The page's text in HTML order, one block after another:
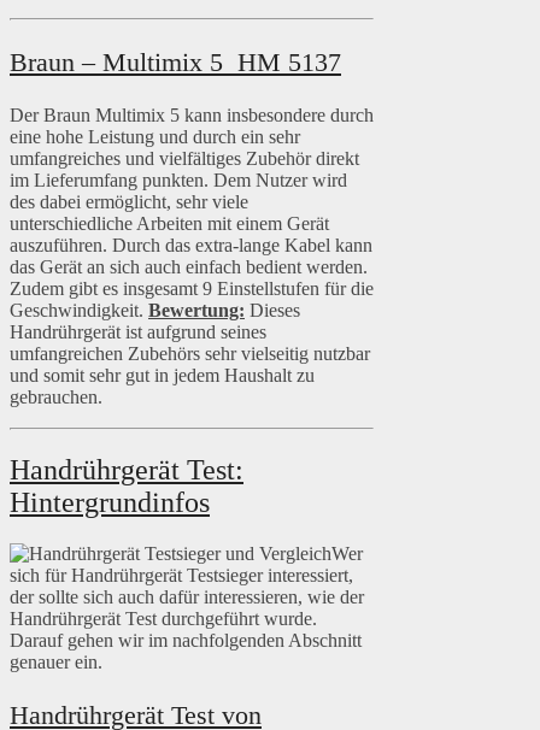
Braun – Multimix 5 HM 5137
Der Braun Multimix 5 kann insbesondere durch
eine hohe Leistung und durch ein sehr
umfangreiches und vielfältiges Zubehör direkt
im Lieferumfang punkten. Dem Nutzer wird
des dabei ermöglicht, sehr viele
unterschiedliche Arbeiten mit einem Gerät
auszuführen. Durch das extra-lange Kabel kann
das Gerät an sich auch einfach bedient werden.
Zudem gibt es insgesamt 9 Einstellstufen für die
Geschwindigkeit. Bewertung: Dieses
Handrührgerät ist aufgrund seines
umfangreichen Zubehörs sehr vielseitig nutzbar
und somit sehr gut in jedem Haushalt zu
gebrauchen.
Handrührgerät Test:
Hintergrundinfos
Wer
sich für Handrührgerät Testsieger interessiert,
der sollte sich auch dafür interessieren, wie der
Handrührgerät Test durchgeführt wurde.
Darauf gehen wir im nachfolgenden Abschnitt
genauer ein.
Handrührgerät Test von